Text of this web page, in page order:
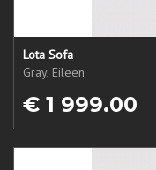
Lota Sofa
Gray, Eileen
€ 1 999.00